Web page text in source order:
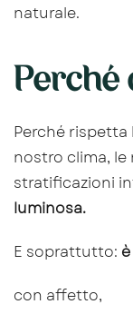
naturale.
Perché
Perché
nostro clima,
stratificazioni
luminosa.
E soprattutto:
con affetto,